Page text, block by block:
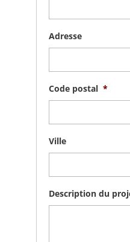
Adresse
Code postal *
Ville
Description du